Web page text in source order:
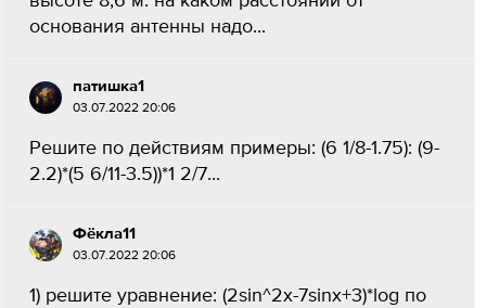
основания антенны надо...
патишка1
03.07.2022 20:06
Решите по действиям примеры: (6 1/8-1.75): (9-
2.2)*(5 6/11-3.5))*1 2/7...
Фёкла11
03.07.2022 20:06
1) решите уравнение: (2sin^2x-7sinx+3)*log по